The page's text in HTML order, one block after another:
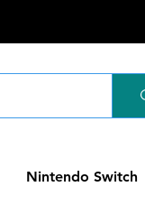
Nintendo Switch